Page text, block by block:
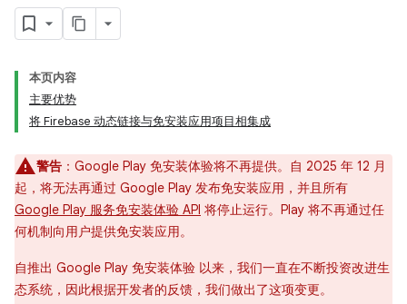
本页内容
主要优势
将 Firebase 动态链接与免安装应用项目相集成
警告 ：Google Play 免安装体验将不再提供。自 2025 年 12 月
起，将无法再通过 Google Play 发布免安装应用，并且所有
Google Play 服务免安装体验 API 将停止运行。Play 将不再通过任
何机制向用户提供免安装应用。
自推出 Google Play 免安装体验 以来，我们一直在不断投资改进生
态系统，因此根据开发者的反馈，我们做出了这项变更。